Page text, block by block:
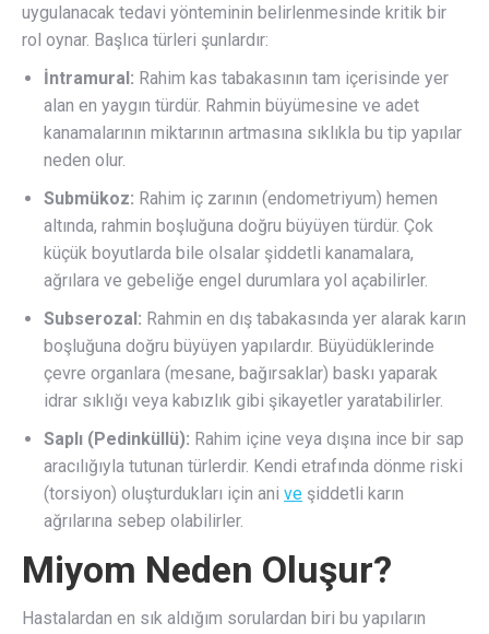
uygulanacak tedavi yönteminin belirlenmesinde kritik bir
rol oynar. Başlıca türleri şunlardır:
İntramural: Rahim kas tabakasının tam içerisinde yer
alan en yaygın türdür. Rahmin büyümesine ve adet
kanamalarının miktarının artmasına sıklıkla bu tip yapılar
neden olur.
Submükoz: Rahim iç zarının (endometriyum) hemen
altında, rahmin boşluğuna doğru büyüyen türdür. Çok
küçük boyutlarda bile olsalar şiddetli kanamalara,
ağrılara ve gebeliğe engel durumlara yol açabilirler.
Subserozal: Rahmin en dış tabakasında yer alarak karın
boşluğuna doğru büyüyen yapılardır. Büyüdüklerinde
çevre organlara (mesane, bağırsaklar) baskı yaparak
idrar sıklığı veya kabızlık gibi şikayetler yaratabilirler.
Saplı (Pedinküllü): Rahim içine veya dışına ince bir sap
aracılığıyla tutunan türlerdir. Kendi etrafında dönme riski
(torsiyon) oluşturdukları için ani ve şiddetli karın
ağrılarına sebep olabilirler.
Miyom Neden Oluşur?
Hastalardan en sık aldığım sorulardan biri bu yapıların